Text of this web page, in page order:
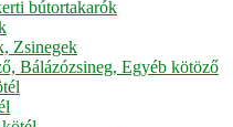
bútortakarók
Zsinegek
Bálázózsineg, Egyéb kötöző